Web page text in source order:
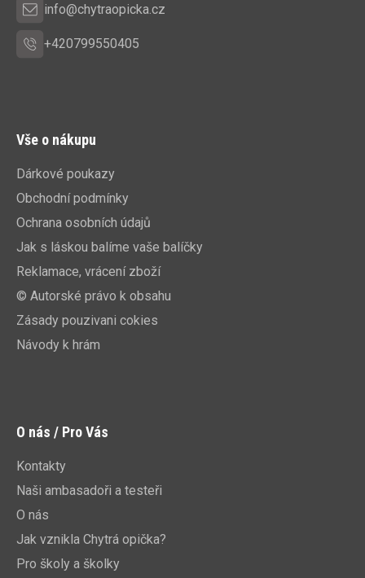
info@chytraopicka.cz
+420799550405
Vše o nákupu
Dárkové poukazy
Obchodní podmínky
Ochrana osobních údajů
Jak s láskou balíme vaše balíčky
Reklamace, vrácení zboží
© Autorské právo k obsahu
Zásady pouzivani cokies
Návody k hrám
O nás / Pro Vás
Kontakty
Naši ambasadoři a testeři
O nás
Jak vznikla Chytrá opička?
Pro školy a školky